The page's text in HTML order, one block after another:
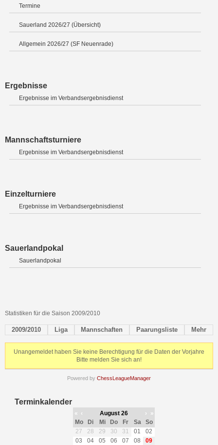
Termine
Sauerland 2026/27 (Übersicht)
Allgemein 2026/27 (SF Neuenrade)
Ergebnisse
Ergebnisse im Verbandsergebnisdienst
Mannschaftsturniere
Ergebnisse im Verbandsergebnisdienst
Einzelturniere
Ergebnisse im Verbandsergebnisdienst
Sauerlandpokal
Sauerlandpokal
Statistiken für die Saison 2009/2010
2009/2010 Liga Mannschaften Paarungsliste Mehr
Unangemeldet haben Sie keine Berechtigung für die Daten der Vorjahre
Bitte melden Sie sich an!
Powered by ChessLeagueManager
Terminkalender
« ‹ August 26 ›
»
Mo
Di Mi Do Fr Sa
So
27
28 29 30 31 01
02
03
04 05 06 07 08
09